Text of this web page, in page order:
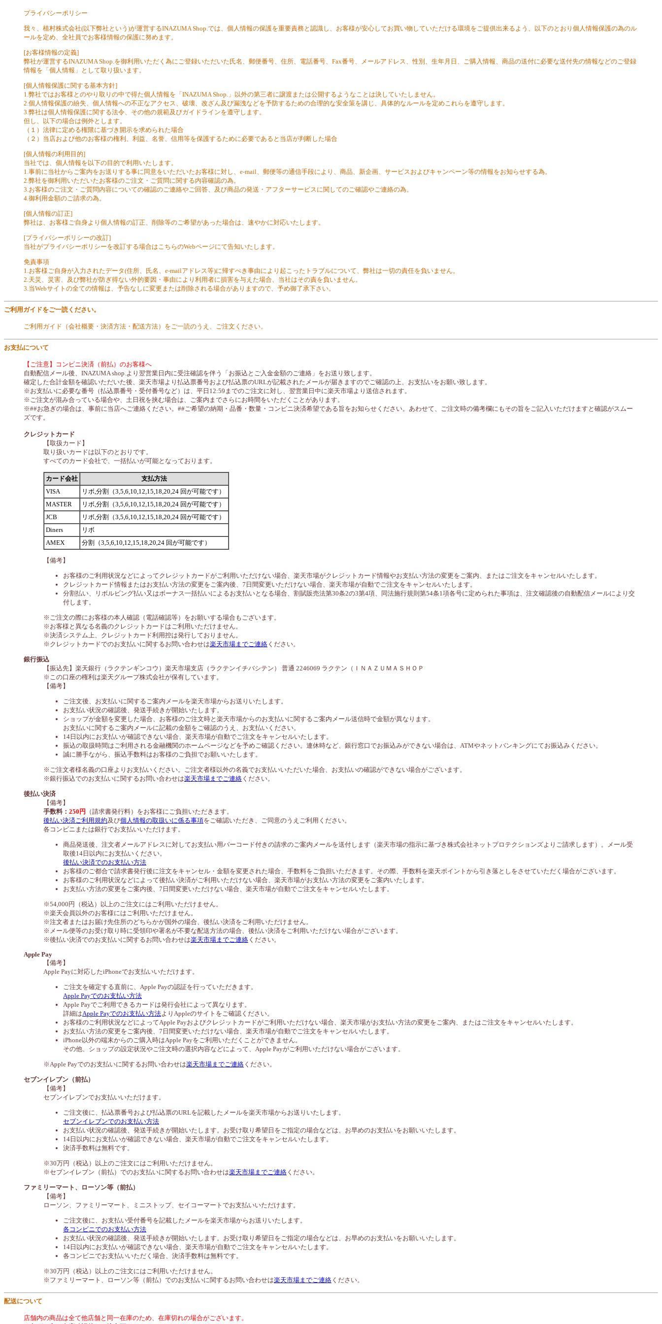
プライバシーポリシー
我々、植村株式会社(以下弊社という)が運営するINAZUMA Shop.では、個人情報の保護を重要責務と認識し、お客様が安心してお買い物していただける環境をご提供出来るよう、以下のとおり個人情報保護の為のル
ールを定め、全社員でお客様情報の保護に努めます。
[お客様情報の定義]
弊社が運営するINAZUMA Shop.を御利用いただく為にご登録いただいた氏名、郵便番号、住所、電話番号、Fax番号、メールアドレス、性別、生年月日、ご購入情報、商品の送付に必要な送付先の情報などのご登録
情報を「個人情報」として取り扱います。
[個人情報保護に関する基本方針]
1.弊社ではお客様とのやり取りの中で得た個人情報を「INAZUMA Shop.」以外の第三者に譲渡または公開するようなことは決していたしません。
2.個人情報保護の紛失、個人情報への不正なアクセス、破壊、改ざん及び漏洩などを予防するための合理的な安全策を講じ、具体的なルールを定めこれらを遵守します。
3.弊社は個人情報保護に関する法令、その他の規範及びガイドラインを遵守します。
但し、以下の場合は例外とします。
（１）法律に定める権限に基づき開示を求められた場合
（２）当店および他のお客様の権利、利益、名誉、信用等を保護するために必要であると当店が判断した場合
[個人情報の利用目的]
当社では、個人情報を以下の目的で利用いたします。
1.事前に当社からご案内をお送りする事に同意をいただいたお客様に対し、e-mail、郵便等の通信手段により、商品、新企画、サービスおよびキャンペーン等の情報をお知らせする為。
2.弊社を御利用いただいたお客様のご注文・ご質問に関する内容確認の為。
3.お客様のご注文・ご質問内容についての確認のご連絡やご回答、及び商品の発送・アフターサービスに関してのご確認やご連絡の為。
4.御利用金額のご請求の為。
[個人情報の訂正]
弊社は、お客様ご自身より個人情報の訂正、削除等のご希望があった場合は、速やかに対応いたします。
[プライバシーポリシーの改訂]
当社がプライバシーポリシーを改訂する場合はこちらのWebページにて告知いたします。
免責事項
1.お客様ご自身が入力されたデータ(住所、氏名、e-mailアドレス等)に帰すべき事由により起こったトラブルについて、弊社は一切の責任を負いません。
2.天災、災害、及び弊社が防ぎ得ない外的要因・事由により利用者に損害を与えた場合、当社はその責を負いません。
3.当Webサイトの全ての情報は、予告なしに変更または削除される場合がありますので、予め御了承下さい。
ご利用ガイドをご一読ください。
ご利用ガイド（会社概要・決済方法・配送方法）をご一読のうえ、ご注文ください。
お支払について
【ご注意】コンビニ決済（前払）のお客様へ
自動配信メール後、INAZUMA shop.より翌営業日内に受注確認を伴う「お振込とご入金金額のご連絡」をお送り致します。
確定した合計金額を確認いただいた後、楽天市場より払込票番号および払込票のURLが記載されたメールが届きますのでご確認の上、お支払いをお願い致します。
※お支払いに必要な番号（払込票番号・受付番号など）は、平日12:59までのご注文に対し、翌営業日中に楽天市場より送信されます。
※ご注文が混み合っている場合や、土日祝を挟む場合は、ご案内までさらにお時間をいただくことがあります。
※##お急ぎの場合は、事前に当店へご連絡ください。##ご希望の納期・品番・数量・コンビニ決済希望である旨をお知らせください。あわせて、ご注文時の備考欄にもその旨をご記入いただけますと確認がスムー
ズです。
クレジットカード
【取扱カード】
取り扱いカードは以下のとおりです。
すべてのカード会社で、一括払いが可能となっております。
カード会社
支払方法
VISA
リボ,分割（3,5,6,10,12,15,18,20,24 回が可能です）
MASTER
リボ,分割（3,5,6,10,12,15,18,20,24 回が可能です）
JCB
リボ,分割（3,5,6,10,12,15,18,20,24 回が可能です）
Diners
リボ
AMEX
分割（3,5,6,10,12,15,18,20,24 回が可能です）
【備考】
お客様のご利用状況などによってクレジットカードがご利用いただけない場合、楽天市場がクレジットカード情報やお支払い方法の変更をご案内、またはご注文をキャンセルいたします。
クレジットカード情報またはお支払い方法の変更をご案内後、7日間変更いただけない場合、楽天市場が自動でご注文をキャンセルいたします。
分割払い、リボルビング払い又はボーナス一括払いによるお支払いとなる場合、割賦販売法第30条2の3第4項、同法施行規則第54条1項各号に定められた事項は、注文確認後の自動配信メールにより交
付します。
※ご注文の際にお客様の本人確認（電話確認等）をお願いする場合もございます。
※お客様と異なる名義のクレジットカードはご利用いただけません。
※決済システム上、クレジットカード利用控は発行しておりません。
※クレジットカードでのお支払いに関するお問い合わせは楽天市場までご連絡 ください。
銀行振込
【振込先】楽天銀行（ラクテンギンコウ）楽天市場支店（ラクテンイチバシテン） 普通 2246069 ラクテン（ＩＮＡＺＵＭＡＳＨＯＰ
※この口座の権利は楽天グループ株式会社が保有しています。
【備考】
ご注文後、お支払いに関するご案内メールを楽天市場からお送りいたします。
お支払い状況の確認後、発送手続きが開始いたします。
ショップが金額を変更した場合、お客様のご注文時と楽天市場からのお支払いに関するご案内メール送信時で金額が異なります。
お支払いに関するご案内メールに記載の金額をご確認のうえ、お支払いください。
14日以内にお支払いが確認できない場合、楽天市場が自動でご注文をキャンセルいたします。
振込の取扱時間はご利用される金融機関のホームページなどを予めご確認ください。連休時など、銀行窓口でお振込みができない場合は、ATMやネットバンキングにてお振込みください。
誠に勝手ながら、振込手数料はお客様のご負担でお願いいたします。
※ご注文者様名義の口座よりお支払いください。ご注文者様以外の名義でお支払いいただいた場合、お支払いの確認ができない場合がございます。
※銀行振込でのお支払いに関するお問い合わせは楽天市場までご連絡 ください。
後払い決済
【備考】
手数料： 250円
（請求書発行料）をお客様にご負担いただきます。
後払い決済ご利用規約及び個人情報の取扱いに係る事項をご確認いただき、ご同意のうえご利用ください。
各コンビニまたは銀行でお支払いいただけます。
商品発送後、注文者メールアドレスに対してお支払い用バーコード付きの請求のご案内メールを送付します（楽天市場の指示に基づき株式会社ネットプロテクションズよりご請求します）。メール受
取後14日以内にお支払いください。
後払い決済でのお支払い方法
お客様のご都合で請求書発行後に注文をキャンセル・金額を変更された場合、手数料をご負担いただきます。その際、手数料を楽天ポイントから引き落としをさせていただく場合がございます。
お客様のご利用状況などによって後払い決済がご利用いただけない場合、楽天市場がお支払い方法の変更をご案内いたします。
お支払い方法の変更をご案内後、7日間変更いただけない場合、楽天市場が自動でご注文をキャンセルいたします。
※54,000円（税込）以上のご注文にはご利用いただけません。
※楽天会員以外のお客様にはご利用いただけません。
※注文者またはお届け先住所のどちらかが国外の場合、後払い決済をご利用いただけません。
※メール便等のお受け取り時に受領印や署名が不要な配送方法の場合、後払い決済をご利用いただけない場合がございます。
※後払い決済でのお支払いに関するお問い合わせは楽天市場までご連絡 ください。
Apple Pay
【備考】
Apple Payに対応したiPhoneでお支払いいただけます。
ご注文を確定する直前に、Apple Payの認証を行っていただきます。
Apple Payでのお支払い方法
Apple Payでご利用できるカードは発行会社によって異なります。
詳細はApple Payでのお支払い方法よりAppleのサイトをご確認ください。
お客様のご利用状況などによってApple Payおよびクレジットカードがご利用いただけない場合、楽天市場がお支払い方法の変更をご案内、またはご注文をキャンセルいたします。
お支払い方法の変更をご案内後、7日間変更いただけない場合、楽天市場が自動でご注文をキャンセルいたします。
iPhone以外の端末からのご購入時はApple Payをご利用いただくことができません。
その他、ショップの設定状況やご注文時の選択内容などによって、Apple Payがご利用いただけない場合がございます。
※Apple Payでのお支払いに関するお問い合わせは楽天市場までご連絡 ください。
セブンイレブン（前払）
【備考】
セブンイレブンでお支払いいただけます。
ご注文後に、払込票番号および払込票のURLを記載したメールを楽天市場からお送りいたします。
セブンイレブンでのお支払い方法
お支払い状況の確認後、発送手続きが開始いたします。お受け取り希望日をご指定の場合などは、お早めのお支払いをお願いいたします。
14日以内にお支払いが確認できない場合、楽天市場が自動でご注文をキャンセルいたします。
決済手数料は無料です。
※30万円（税込）以上のご注文にはご利用いただけません。
※セブンイレブン（前払）でのお支払いに関するお問い合わせは楽天市場までご連絡 ください。
ファミリーマート、ローソン等（前払）
【備考】
ローソン、ファミリーマート、ミニストップ、セイコーマートでお支払いいただけます。
ご注文後に、お支払い受付番号を記載したメールを楽天市場からお送りいたします。
各コンビニでのお支払い方法
お支払い状況の確認後、発送手続きが開始いたします。お受け取り希望日をご指定の場合などは、お早めのお支払いをお願いいたします。
14日以内にお支払いが確認できない場合、楽天市場が自動でご注文をキャンセルいたします。
各コンビニでお支払いいただく場合、決済手数料は無料です。
※30万円（税込）以上のご注文にはご利用いただけません。
※ファミリーマート、ローソン等（前払）でのお支払いに関するお問い合わせは楽天市場までご連絡 ください。
配送について
店舗内の商品は全て他店舗と同一在庫のため、在庫切れの場合がございます。